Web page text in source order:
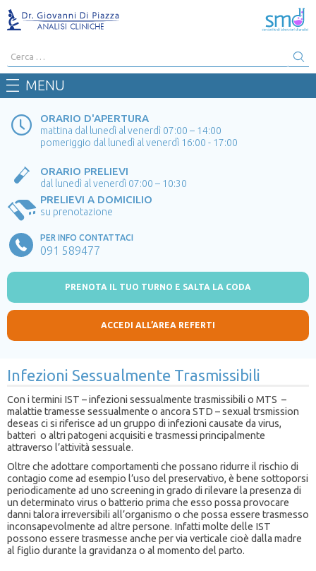
MENU
ORARIO D'APERTURA
mattina dal lunedì al venerdì 07:00 – 14:00
pomeriggio dal lunedì al venerdì 16:00 - 17:00
ORARIO PRELIEVI
dal lunedì al venerdì 07:00 – 10:30
PRELIEVI A DOMICILIO
su prenotazione
PER INFO CONTATTACI
091 589477
PRENOTA IL TUO TURNO E SALTA LA CODA
ACCEDI ALL’AREA REFERTI
Infezioni Sessualmente Trasmissibili
Con i termini IST – infezioni sessualmente trasmissibili o MTS –
malattie tramesse sessualmente o ancora STD – sexual trsmission
deseas ci si riferisce ad un gruppo di infezioni causate da virus,
batteri o altri patogeni acquisiti e trasmessi principalmente
attraverso l’attività sessuale.
Oltre che adottare comportamenti che possano ridurre il rischio di
contagio come ad esempio l’uso del preservativo, è bene sottoporsi
periodicamente ad uno screening in grado di rilevare la presenza di
un determinato virus o batterio prima che esso possa provocare
danni talora irreversibili all’organismo o che possa essere trasmesso
inconsapevolmente ad altre persone. Infatti molte delle IST
possono essere trasmesse anche per via verticale cioè dalla madre
al figlio durante la gravidanza o al momento del parto.